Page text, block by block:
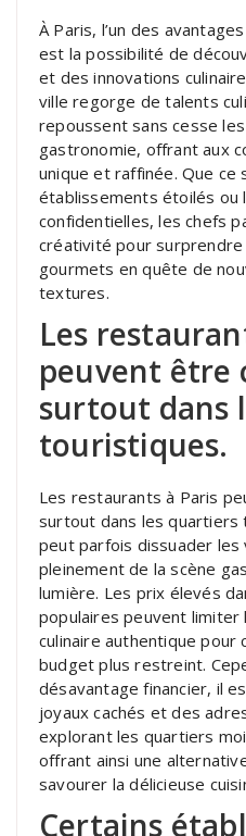
À Paris, l’un des
est la possibilité de
et des innovations
ville regorge de talents
repoussent sans cesse
gastronomie, offrant aux
unique et raffinée. Que ce
établissements étoilés ou
confidentielles, les chefs
créativité pour
gourmets en quête de
textures.
Les
peuvent être
surtout dans
touristiques.
Les restaurants à Paris
surtout dans les
peut parfois dissuader
pleinement de la scène
lumière. Les prix élevés
populaires peuvent limiter
culinaire authentique pour
budget plus restreint.
désavantage financier, il
joyaux cachés et des
explorant les quartiers
offrant ainsi une
savourer la délicieuse
Certains